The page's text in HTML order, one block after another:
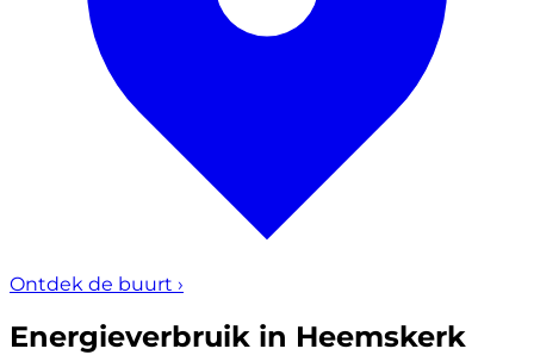
Ontdek de buurt ›
Energieverbruik in Heemskerk